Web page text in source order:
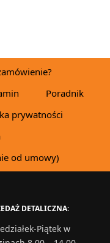
Poradnik
prywatności
od umowy)
DETALICZNA:
Piątek w